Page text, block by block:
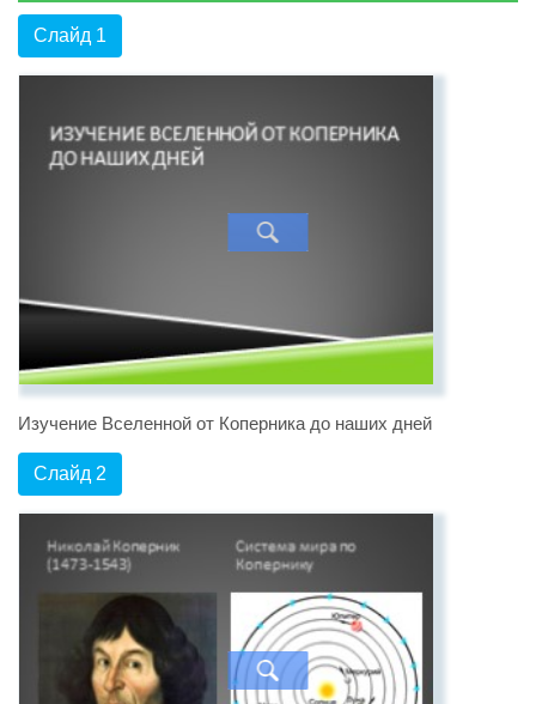
Слайд 1
Изучение Вселенной от Коперника до наших дней
Слайд 2